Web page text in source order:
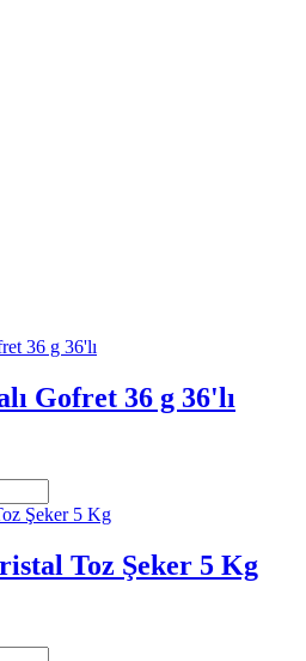
Gofret 36 g 36'lı
Toz Şeker 5 Kg